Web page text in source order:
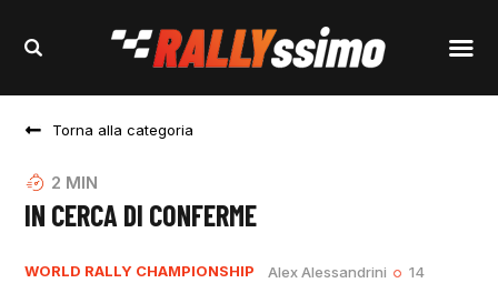
Torna alla categoria
2 MIN
IN CERCA DI CONFERME
WORLD RALLY CHAMPIONSHIP Alex Alessandrini
14